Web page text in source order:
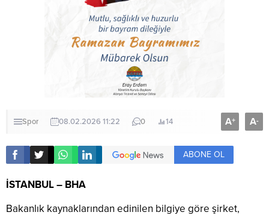
Spor 08.02.2026 11:22 0 14 A+ A-
ABONE OL
İSTANBUL – BHA
Bakanlık kaynaklarından edinilen bilgiye göre şirket,